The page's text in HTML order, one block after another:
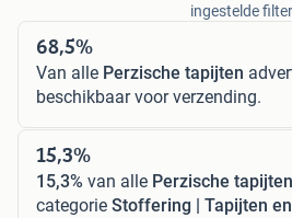
ingestelde
68,5%
Van alle Perzische tapijten
beschikbaar voor verzending.
15,3%
15,3% van alle Perzische tapijten
categorie Stoffering | Tapijten